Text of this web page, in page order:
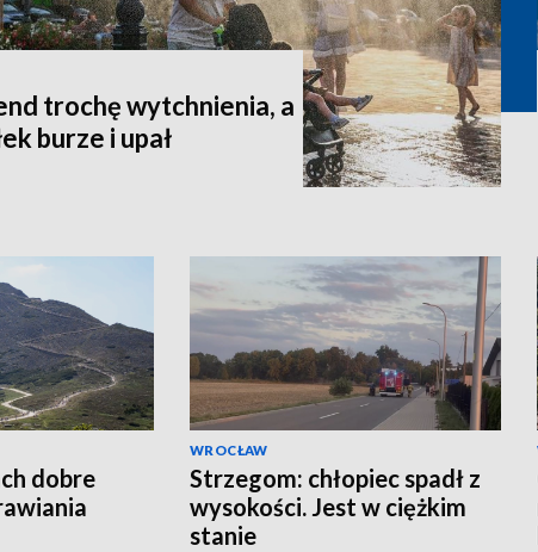
trochę wytchnienia, a
burze i upał
dobre
WROCŁAW
Strzegom: chłopiec spadł z
wysokości. Jest w ciężkim
stanie